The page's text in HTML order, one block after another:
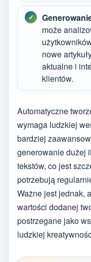
może
nowe
aktualne i
klientów.
Automatyczne
wymaga ludzkiej
bardziej
generowanie dużej
tekstów, co jest
potrzebują
Ważne jest jednak,
wartości dodanej
postrzegane jako
ludzkiej